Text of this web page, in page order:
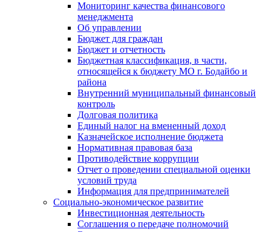
Мониторинг качества финансового
менеджмента
Об управлении
Бюджет для граждан
Бюджет и отчетность
Бюджетная классификация, в части,
относящейся к бюджету МО г. Бодайбо и
района
Внутренний муниципальный финансовый
контроль
Долговая политика
Единый налог на вмененный доход
Казначейское исполнение бюджета
Нормативная правовая база
Противодействие коррупции
Отчет о проведении специальной оценки
условий труда
Информация для предпринимателей
Социально-экономическое развитие
Инвестиционная деятельность
Соглашения о передаче полномочий